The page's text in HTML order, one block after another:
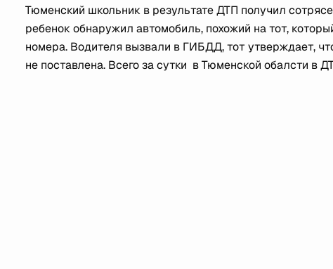
Тюменский школьник в результате ДТП получил
ребенок обнаружил автомобиль, похожий на тот,
номера. Водителя вызвали в ГИБДД, тот утверждает,
не поставлена. Всего за сутки в Тюменской обалсти в